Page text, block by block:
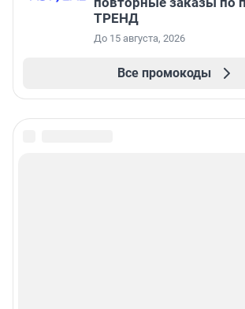
ТРЕНД
До 15 августа, 2026
Все промокоды